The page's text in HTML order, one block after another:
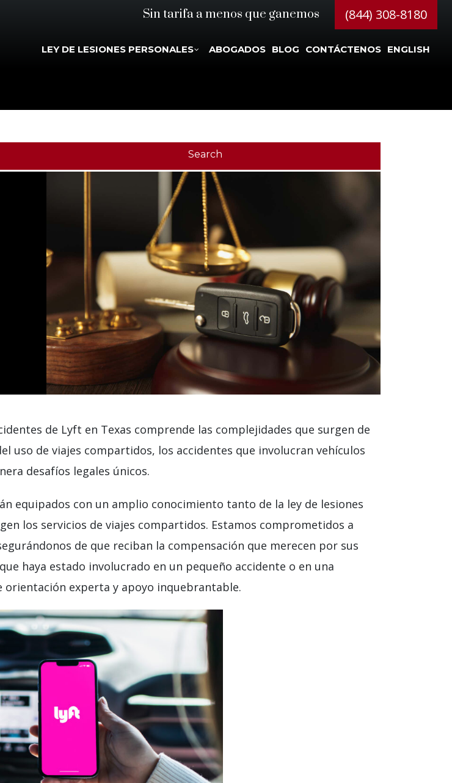
Sin tarifa a menos que ganemos (844) 308-8180
LEY DE LESIONES PERSONALES ABOGADOS BLOG CONTÁCTENOS ENGLISH
Search
de Lyft en Texas comprende las complejidades que surgen de
uso de viajes compartidos, los accidentes que involucran vehículos
desafíos legales únicos.
equipados con un amplio conocimiento tanto de la ley de lesiones
los servicios de viajes compartidos. Estamos comprometidos a
de que reciban la compensación que merecen por sus
haya estado involucrado en un pequeño accidente o en una
experta y apoyo inquebrantable.